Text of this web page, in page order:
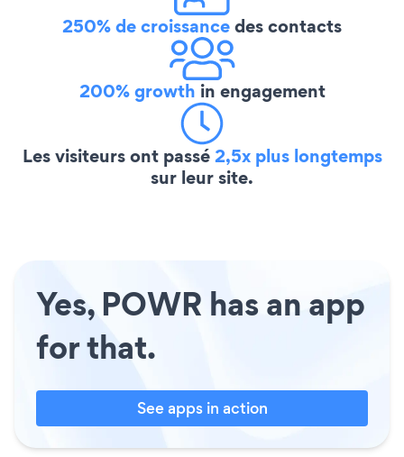
250% de croissancedes contacts
200% growth in engagement
Les visiteurs ont passé2,5x plus longtemps
sur leur site.
Yes, POWR has an app
for that.
See apps in action